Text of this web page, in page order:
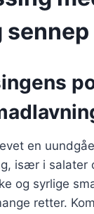
sennep
en
især i salater
og syrlige
retter.